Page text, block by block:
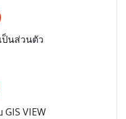
ป็นส่วนตัว
VIEW